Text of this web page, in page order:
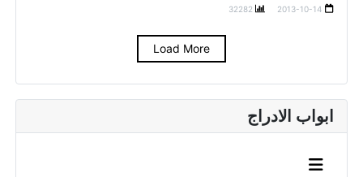
ابواب الادراج
2013-10-14
32282
Load More